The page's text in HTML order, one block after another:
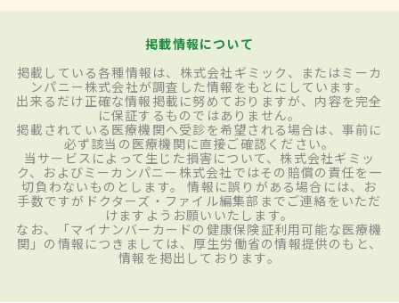
掲載情報について
掲載している各種情報は、株式会社ギミック、またはミーカ
ンパニー株式会社が調査した情報をもとにしています。
出来るだけ正確な情報掲載に努めておりますが、内容を完全
に保証するものではありません。
掲載されている医療機関へ受診を希望される場合は、事前に
必ず該当の医療機関に直接ご確認ください。
当サービスによって生じた損害について、株式会社ギミッ
ク、およびミーカンパニー株式会社ではその賠償の責任を一
切負わないものとします。 情報に誤りがある場合には、お
手数ですがドクターズ・ファイル編集部までご連絡をいただ
けますようお願いいたします。
なお、「マイナンバーカードの健康保険証利用可能な医療機
関」の情報につきましては、厚生労働省の情報提供のもと、
情報を掲出しております。